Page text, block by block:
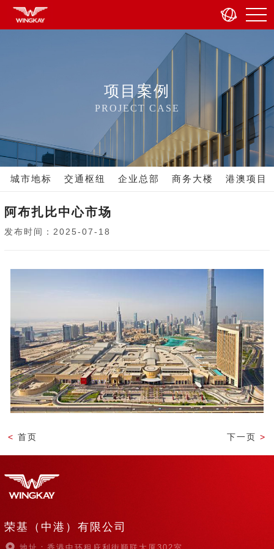
项目案例
PROJECT CASE
城市地标 交通枢纽 企业总部 商务大楼 港澳项目
阿布扎比中心市场
发布时间：2025-07-18
< 首页 下一页 >
荣基（中港）有限公司